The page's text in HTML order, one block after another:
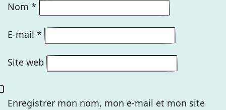
Nom *
E-mail *
Site web
Enregistrer mon nom, mon e-mail et mon site